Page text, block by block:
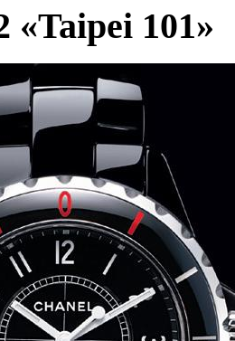
«Taipei 101»